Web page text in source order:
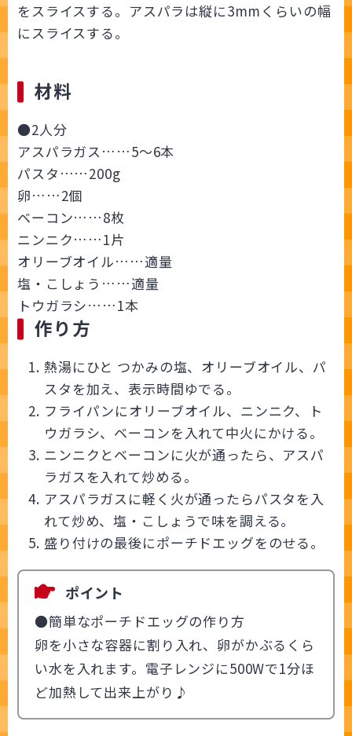
をスライスする。アスパラは縦に3mmくらいの幅
にスライスする。
材料
●2人分
アスパラガス……5～6本
パスタ……200g
卵……2個
ベーコン……8枚
ニンニク……1片
オリーブオイル……適量
塩・こしょう……適量
トウガラシ……1本
作り方
熱湯にひと つかみの塩、オリーブオイル、パ
スタを加え、表示時間ゆでる。
フライパンにオリーブオイル、ニンニク、ト
ウガラシ、ベーコンを入れて中火にかける。
ニンニクとベーコンに火が通ったら、アスパ
ラガスを入れて炒める。
アスパラガスに軽く火が通ったらパスタを入
れて炒め、塩・こしょうで味を調える。
盛り付けの最後にポーチドエッグをのせる。
ポイント
●簡単なポーチドエッグの作り方
卵を小さな容器に割り入れ、卵がかぶるくら
い水を入れます。電子レンジに500Wで1分ほ
ど加熱して出来上がり♪